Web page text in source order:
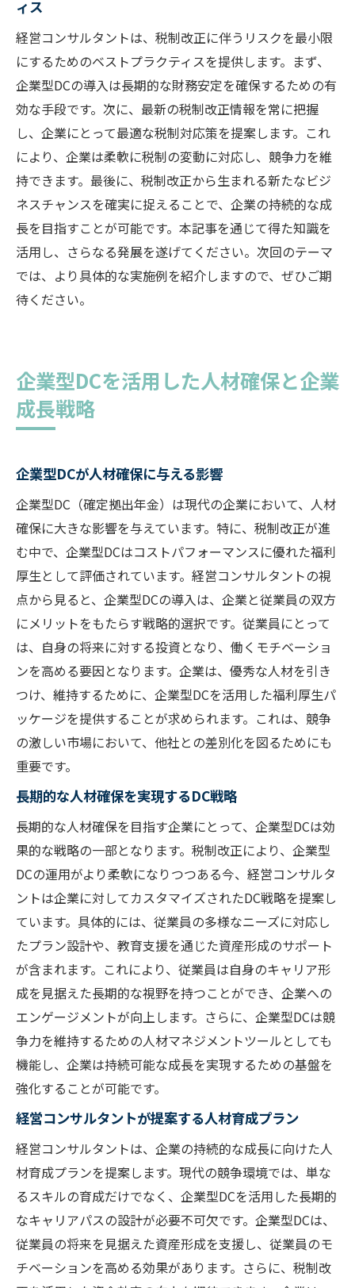
ィス
経営コンサルタントは、税制改正に伴うリスクを最小限
にするためのベストプラクティスを提供します。まず、
企業型DCの導入は長期的な財務安定を確保するための有
効な手段です。次に、最新の税制改正情報を常に把握
し、企業にとって最適な税制対応策を提案します。これ
により、企業は柔軟に税制の変動に対応し、競争力を維
持できます。最後に、税制改正から生まれる新たなビジ
ネスチャンスを確実に捉えることで、企業の持続的な成
長を目指すことが可能です。本記事を通じて得た知識を
活用し、さらなる発展を遂げてください。次回のテーマ
では、より具体的な実施例を紹介しますので、ぜひご期
待ください。
企業型DCを活用した人材確保と企業
成長戦略
企業型DCが人材確保に与える影響
企業型DC（確定拠出年金）は現代の企業において、人材
確保に大きな影響を与えています。特に、税制改正が進
む中で、企業型DCはコストパフォーマンスに優れた福利
厚生として評価されています。経営コンサルタントの視
点から見ると、企業型DCの導入は、企業と従業員の双方
にメリットをもたらす戦略的選択です。従業員にとって
は、自身の将来に対する投資となり、働くモチベーショ
ンを高める要因となります。企業は、優秀な人材を引き
つけ、維持するために、企業型DCを活用した福利厚生パ
ッケージを提供することが求められます。これは、競争
の激しい市場において、他社との差別化を図るためにも
重要です。
長期的な人材確保を実現するDC戦略
長期的な人材確保を目指す企業にとって、企業型DCは効
果的な戦略の一部となります。税制改正により、企業型
DCの運用がより柔軟になりつつある今、経営コンサルタ
ントは企業に対してカスタマイズされたDC戦略を提案し
ています。具体的には、従業員の多様なニーズに対応し
たプラン設計や、教育支援を通じた資産形成のサポート
が含まれます。これにより、従業員は自身のキャリア形
成を見据えた長期的な視野を持つことができ、企業への
エンゲージメントが向上します。さらに、企業型DCは競
争力を維持するための人材マネジメントツールとしても
機能し、企業は持続可能な成長を実現するための基盤を
強化することが可能です。
経営コンサルタントが提案する人材育成プラン
経営コンサルタントは、企業の持続的な成長に向けた人
材育成プランを提案します。現代の競争環境では、単な
るスキルの育成だけでなく、企業型DCを活用した長期的
なキャリアパスの設計が必要不可欠です。企業型DCは、
従業員の将来を見据えた資産形成を支援し、従業員のモ
チベーションを高める効果があります。さらに、税制改